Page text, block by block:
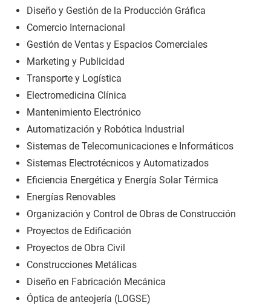
Diseño y Gestión de la Producción Gráfica
Comercio Internacional
Gestión de Ventas y Espacios Comerciales
Marketing y Publicidad
Transporte y Logística
Electromedicina Clínica
Mantenimiento Electrónico
Automatización y Robótica Industrial
Sistemas de Telecomunicaciones e Informáticos
Sistemas Electrotécnicos y Automatizados
Eficiencia Energética y Energía Solar Térmica
Energías Renovables
Organización y Control de Obras de Construcción
Proyectos de Edificación
Proyectos de Obra Civil
Construcciones Metálicas
Diseño en Fabricación Mecánica
Óptica de anteojería (LOGSE)